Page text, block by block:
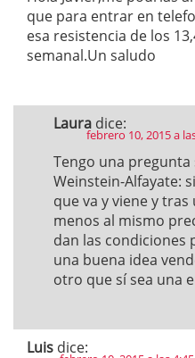
que para entrar en
esa resistencia de los
semanal.Un saludo
Laura dice:
febrero 10, 2015 a
Tengo una
Weinstein-Alfayate:
que va y viene y
menos al mismo
dan las condiciones
una buena idea
otro que sí sea una
Luis dice: